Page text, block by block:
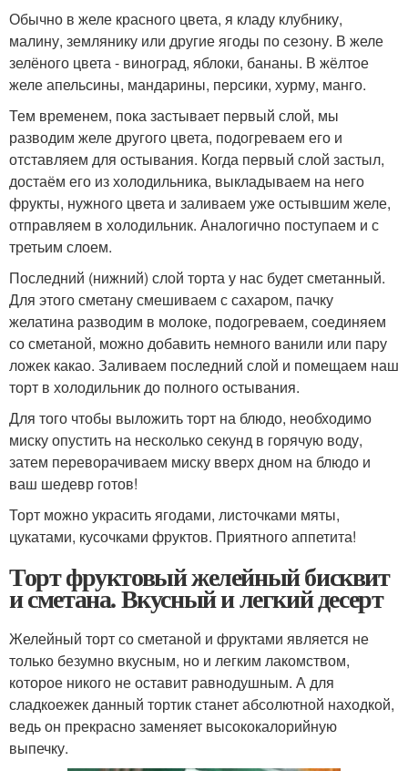
Обычно в желе красного цвета, я кладу клубнику,
малину, землянику или другие ягоды по сезону. В желе
зелёного цвета - виноград, яблоки, бананы. В жёлтое
желе апельсины, мандарины, персики, хурму, манго.
Тем временем, пока застывает первый слой, мы
разводим желе другого цвета, подогреваем его и
отставляем для остывания. Когда первый слой застыл,
достаём его из холодильника, выкладываем на него
фрукты, нужного цвета и заливаем уже остывшим желе,
отправляем в холодильник. Аналогично поступаем и с
третьим слоем.
Последний (нижний) слой торта у нас будет сметанный.
Для этого сметану смешиваем с сахаром, пачку
желатина разводим в молоке, подогреваем, соединяем
со сметаной, можно добавить немного ванили или пару
ложек какао. Заливаем последний слой и помещаем наш
торт в холодильник до полного остывания.
Для того чтобы выложить торт на блюдо, необходимо
миску опустить на несколько секунд в горячую воду,
затем переворачиваем миску вверх дном на блюдо и
ваш шедевр готов!
Торт можно украсить ягодами, листочками мяты,
цукатами, кусочками фруктов. Приятного аппетита!
Торт фруктовый желейный бисквит
и сметана. Вкусный и легкий десерт
Желейный торт со сметаной и фруктами является не
только безумно вкусным, но и легким лакомством,
которое никого не оставит равнодушным. А для
сладкоежек данный тортик станет абсолютной находкой,
ведь он прекрасно заменяет высококалорийную
выпечку.